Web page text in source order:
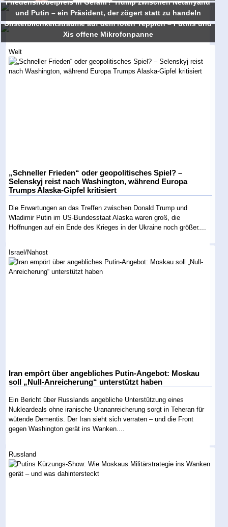
Friedensnobelpreis in Gefahr? Trump zwischen Netanyahu
und Putin – ein Präsident, der zögert statt zu handeln
Unsterblichkeitsträume auf dem roten Teppich – Putins und
Xis offene Mikrofonpanne
Welt
„Schneller Frieden“ oder geopolitisches Spiel? –
Selenskyj reist nach Washington, während Europa
Trumps Alaska-Gipfel kritisiert
Die Erwartungen an das Treffen zwischen Donald Trump und
Wladimir Putin im US-Bundesstaat Alaska waren groß, die
Hoffnungen auf ein Ende des Krieges in der Ukraine noch größer....
Israel/Nahost
Iran empört über angebliches Putin-Angebot: Moskau
soll „Null-Anreicherung“ unterstützt haben
Ein Bericht über Russlands angebliche Unterstützung eines
Nukleardeals ohne iranische Urananreicherung sorgt in Teheran für
wütende Dementis. Der Iran sieht sich verraten – und die Front
gegen Washington gerät ins Wanken....
Russland